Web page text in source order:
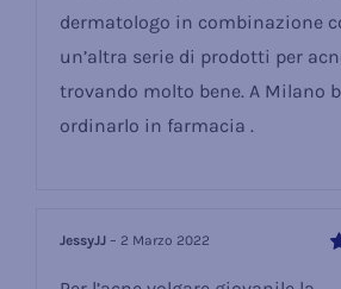
dermatologo in combinazione
un’altra serie di prodotti per
trovando molto bene. A Milano
ordinarlo in farmacia .
JessyJJ– 2 Marzo 2022